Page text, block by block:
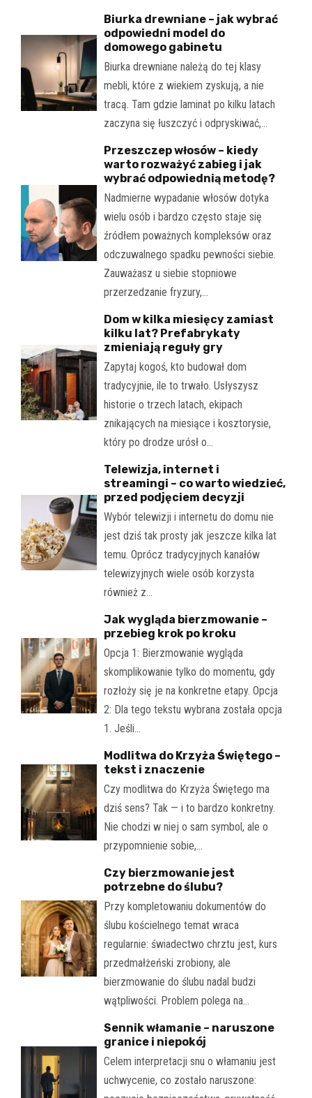
Biurka drewniane – jak wybrać
odpowiedni model do
domowego gabinetu
Biurka drewniane należą do tej klasy
mebli, które z wiekiem zyskują, a nie
tracą. Tam gdzie laminat po kilku latach
zaczyna się łuszczyć i odpryskiwać,…
Przeszczep włosów – kiedy
warto rozważyć zabieg i jak
wybrać odpowiednią metodę?
Nadmierne wypadanie włosów dotyka
wielu osób i bardzo często staje się
źródłem poważnych kompleksów oraz
odczuwalnego spadku pewności siebie.
Zauważasz u siebie stopniowe
przerzedzanie fryzury,…
Dom w kilka miesięcy zamiast
kilku lat? Prefabrykaty
zmieniają reguły gry
Zapytaj kogoś, kto budował dom
tradycyjnie, ile to trwało. Usłyszysz
historie o trzech latach, ekipach
znikających na miesiące i kosztorysie,
który po drodze urósł o…
Telewizja, internet i
streamingi – co warto wiedzieć,
przed podjęciem decyzji
Wybór telewizji i internetu do domu nie
jest dziś tak prosty jak jeszcze kilka lat
temu. Oprócz tradycyjnych kanałów
telewizyjnych wiele osób korzysta
również z…
Jak wygląda bierzmowanie –
przebieg krok po kroku
Opcja 1: Bierzmowanie wygląda
skomplikowanie tylko do momentu, gdy
rozłoży się je na konkretne etapy. Opcja
2: Dla tego tekstu wybrana została opcja
1. Jeśli…
Modlitwa do Krzyża Świętego –
tekst i znaczenie
Czy modlitwa do Krzyża Świętego ma
dziś sens? Tak — i to bardzo konkretny.
Nie chodzi w niej o sam symbol, ale o
przypomnienie sobie,…
Czy bierzmowanie jest
potrzebne do ślubu?
Przy kompletowaniu dokumentów do
ślubu kościelnego temat wraca
regularnie: świadectwo chrztu jest, kurs
przedmałżeński zrobiony, ale
bierzmowanie do ślubu nadal budzi
wątpliwości. Problem polega na…
Sennik włamanie – naruszone
granice i niepokój
Celem interpretacji snu o włamaniu jest
uchwycenie, co zostało naruszone: